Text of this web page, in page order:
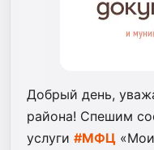
Добрый день,
района! Спешим
услуги #МФЦ